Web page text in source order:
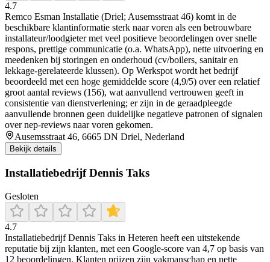
4.7
Remco Esman Installatie (Driel; Ausemsstraat 46) komt in de
beschikbare klantinformatie sterk naar voren als een betrouwbare
installateur/loodgieter met veel positieve beoordelingen over snelle
respons, prettige communicatie (o.a. WhatsApp), nette uitvoering en
meedenken bij storingen en onderhoud (cv/boilers, sanitair en
lekkage-gerelateerde klussen). Op Werkspot wordt het bedrijf
beoordeeld met een hoge gemiddelde score (4,9/5) over een relatief
groot aantal reviews (156), wat aanvullend vertrouwen geeft in
consistentie van dienstverlening; er zijn in de geraadpleegde
aanvullende bronnen geen duidelijke negatieve patronen of signalen
over nep-reviews naar voren gekomen.
Ausemsstraat 46, 6665 DN Driel, Nederland
Bekijk details
Installatiebedrijf Dennis Taks
Gesloten
4.7
Installatiebedrijf Dennis Taks in Heteren heeft een uitstekende
reputatie bij zijn klanten, met een Google-score van 4,7 op basis van
12 beoordelingen. Klanten prijzen zijn vakmanschap en nette